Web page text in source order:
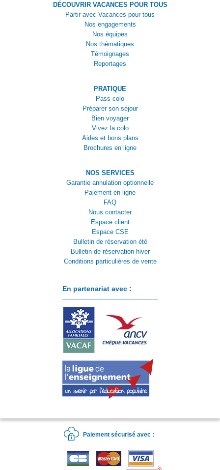
DÉCOUVRIR VACANCES POUR TOUS
Partir avec Vacances pour tous
Nos engagements
Nos équipes
Nos thématiques
Témoignages
Reportages
PRATIQUE
Pass colo
Préparer son séjour
Bien voyager
Vivez la colo
Aides et bons plans
Brochures en ligne
NOS SERVICES
Garantie annulation optionnelle
Paiement en ligne
FAQ
Nous contacter
Espace client
Espace CSE
Bulletin de réservation été
Bulletin de réservation hiver
Conditions particulières de vente
En partenariat avec :
Paiement sécurisé avec :